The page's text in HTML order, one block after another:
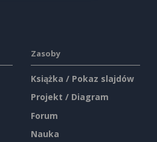
Zasoby
Książka / Pokaz slajdów
Projekt / Diagram
Forum
Nauka